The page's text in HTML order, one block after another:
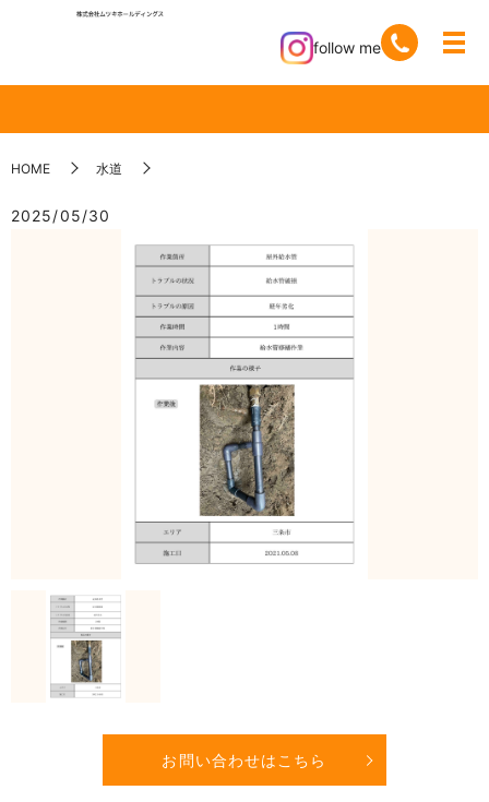
follow me
HOME 水道
2025/05/30
お問い合わせはこちら